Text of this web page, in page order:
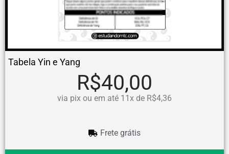
Tabela Yin e Yang
R$40,00
via pix ou em até 11x de R$4,36
Frete grátis